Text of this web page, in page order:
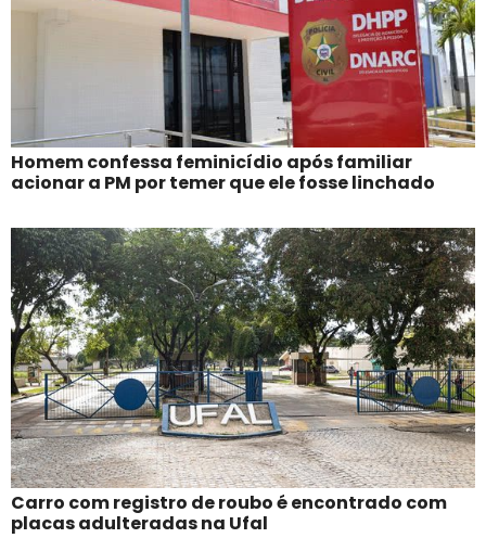
Homem confessa feminicídio após familiar
acionar a PM por temer que ele fosse linchado
Carro com registro de roubo é encontrado com
placas adulteradas na Ufal